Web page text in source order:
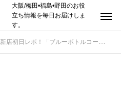
大阪/梅田•福島•野田のお役
立ち情報を毎日お届けしま
す。
新店初日レポ！「ブルーボトルコーヒー 梅田茶屋町カフェ」が 7/24（土）【大阪/梅田】に新規オープン！